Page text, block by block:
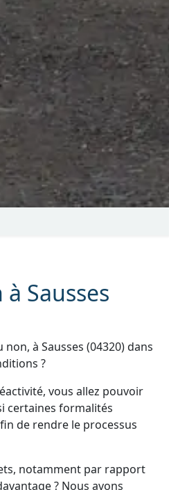
Sausses
à Sausses (04320) dans
?
vous allez pouvoir
certaines formalités
de rendre le processus
notamment par rapport
? Nous avons